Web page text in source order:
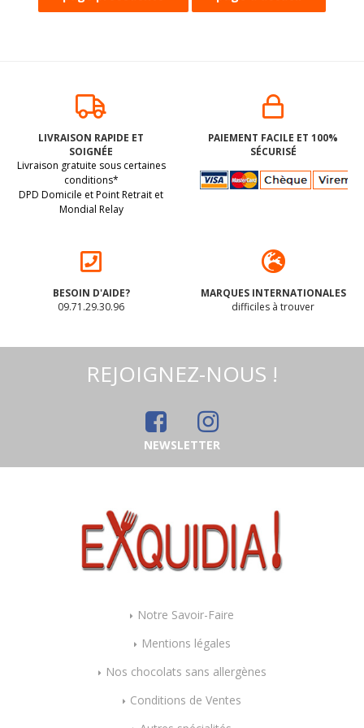
LIVRAISON RAPIDE ET
SOIGNÉE
Livraison gratuite sous certaines
conditions*
DPD Domicile et Point Retrait et
Mondial Relay
PAIEMENT FACILE ET 100%
SÉCURISÉ
BESOIN D'AIDE?
09.71.29.30.96
MARQUES INTERNATIONALES
difficiles à trouver
REJOIGNEZ-NOUS !
NEWSLETTER
Notre Savoir-Faire
Mentions légales
Nos chocolats sans allergènes
Conditions de Ventes